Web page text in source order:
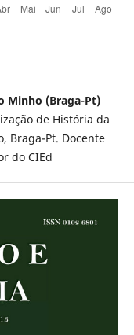
Minho (Braga-Pt)
de História da
Braga-Pt. Docente
do CIEd